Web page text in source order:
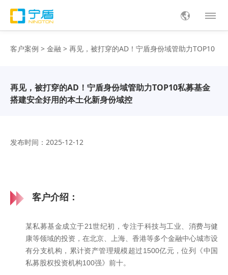
客户案例 > 金融 > 再见，被打穿的AD！宁盾身份域管助力TOP10
私募基金搭建安全好用的本土化新身份域控
再见，被打穿的AD！宁盾身份域管助力TOP10私募基金
搭建安全好用的本土化新身份域控
发布时间：2025-12-12
客户介绍：
某私募基金成立于21世纪初，专注于科技与工业、消费与健
康等领域的投资，在北京、上海、香港等多个金融中心城市设
有分支机构，累计资产管理规模超过1500亿元，位列《中国
私募股权投资机构100强》前十。